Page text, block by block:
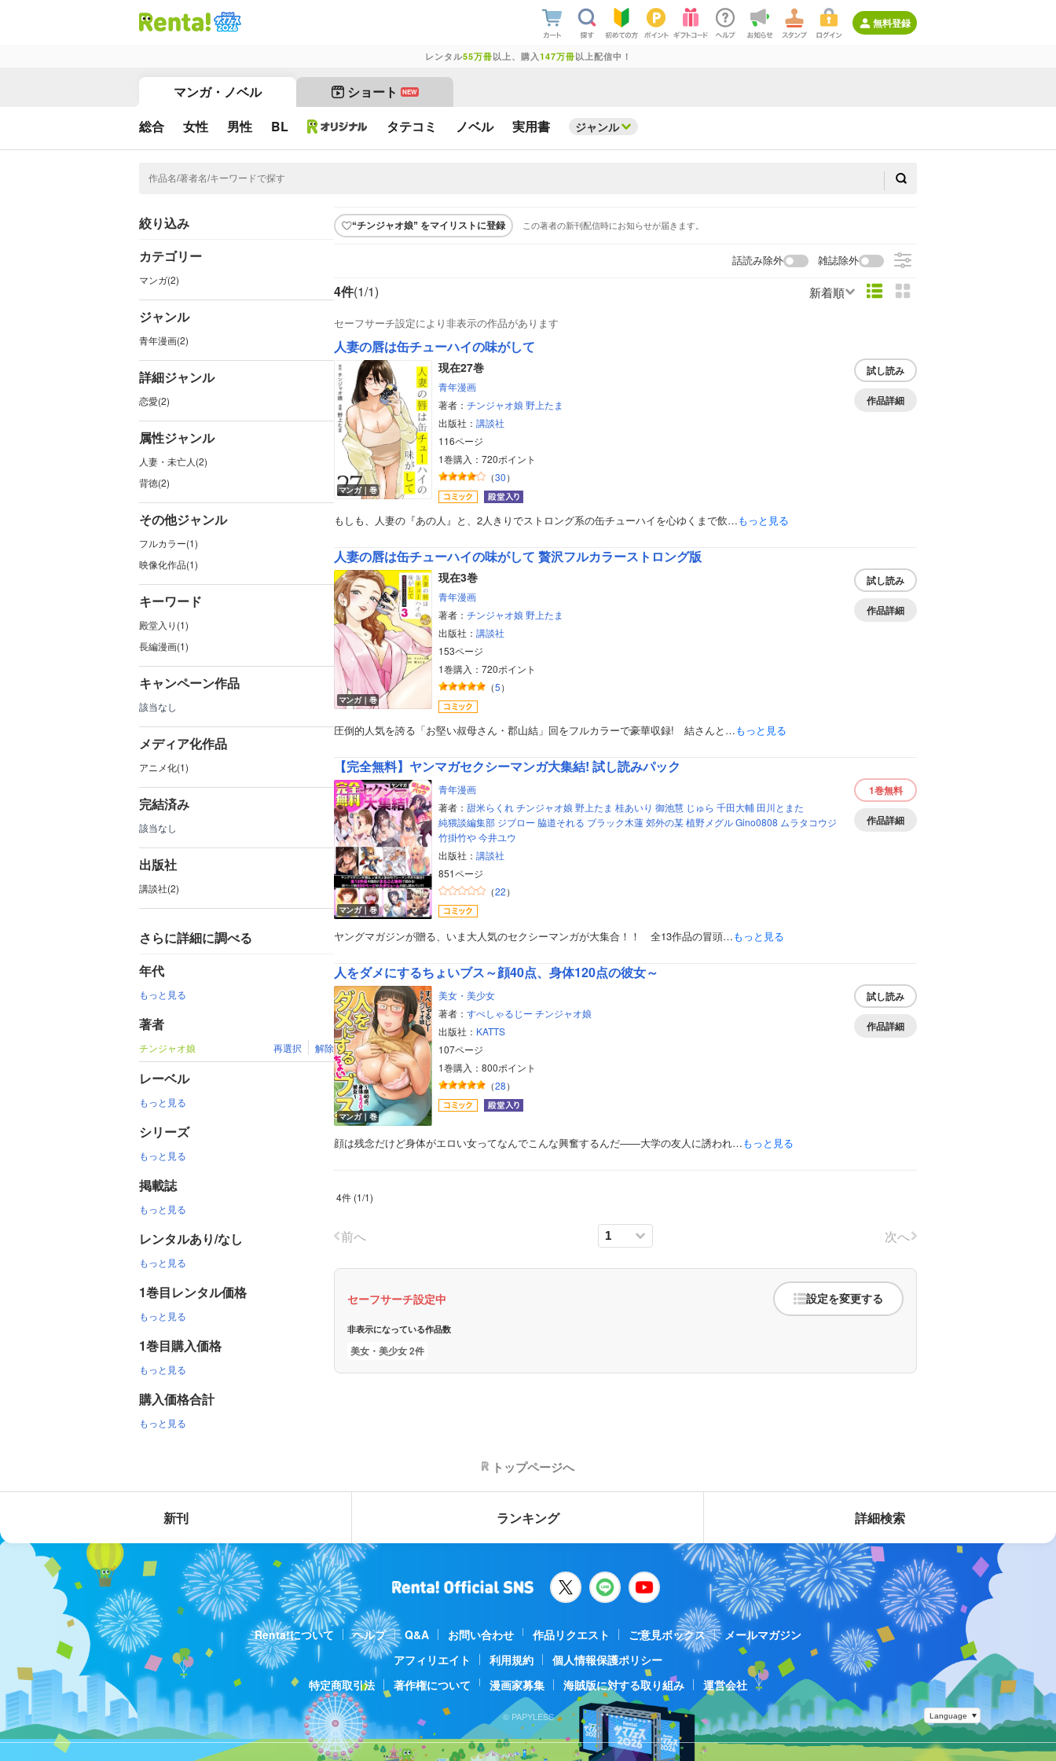
無料登録
レンタル55万冊以上、購入 147万冊以上配信中！
マンガ・ノベル ショート NEW
総合 女性 男性 BL タテコミ ノベル 実用書 ジャンル
絞り込み
カテゴリー
マンガ(2)
ジャンル
青年漫画(2)
詳細ジャンル
恋愛(2)
属性ジャンル
人妻・未亡人(2)
背徳(2)
その他ジャンル
フルカラー(1)
映像化作品(1)
キーワード
殿堂入り(1)
長編漫画(1)
キャンペーン作品
該当なし
メディア化作品
アニメ化(1)
完結済み
該当なし
出版社
講談社(2)
さらに詳細に調べる
年代
もっと見る
著者
チンジャオ娘 再選択 解除
レーベル
もっと見る
シリーズ
もっと見る
掲載誌
もっと見る
レンタルあり/なし
もっと見る
1巻目レンタル価格
もっと見る
1巻目購入価格
もっと見る
購入価格合計
もっと見る
“チンジャオ娘” をマイリストに登録 この著者の新刊配信時にお知らせが届きます。
話読み除外 雑誌除外
4件(1/1) 新着順
セーフサーチ設定により非表示の作品があります
ボーイズラブ
ティーンズラブ
美女・美少女
人妻の唇は缶チューハイの味がして
マンガ｜巻
現在27巻
青年漫画
著者： チンジャオ娘 野上たま
出版社： 講談社
116ページ
1巻購入：720ポイント
（30）
試し読み
作品詳細
もしも、人妻の『あの人』と、2人きりでストロング系の缶チューハイを心ゆくまで飲…もっと見る
人妻の唇は缶チューハイの味がして 贅沢フルカラーストロング版
マンガ｜巻
現在3巻
青年漫画
著者： チンジャオ娘 野上たま
出版社： 講談社
153ページ
1巻購入：720ポイント
（5）
試し読み
作品詳細
圧倒的人気を誇る「お堅い叔母さん・郡山結」回をフルカラーで豪華収録! 結さんと…もっと見る
【完全無料】ヤンマガセクシーマンガ大集結! 試し読みパック
マンガ｜巻
青年漫画
著者： 甜米らくれ チンジャオ娘 野上たま 桂あいり 御池慧 じゅら 千田大輔 田川とまた
純猥談編集部 ジブロー 脇道それる ブラック木蓮 郊外の某 植野メグル Gino0808 ムラタコウジ
竹掛竹や 今井ユウ
出版社： 講談社
851ページ
（22）
1巻無料
作品詳細
ヤングマガジンが贈る、いま大人気のセクシーマンガが大集合！！ 全13作品の冒頭…もっと見る
人をダメにするちょいブス～顔40点、身体120点の彼女～
マンガ｜巻
美女・美少女
著者： すぺしゃるじー チンジャオ娘
出版社： KATTS
107ページ
1巻購入：800ポイント
（28）
試し読み
作品詳細
顔は残念だけど身体がエロい女ってなんでこんな興奮するんだ――大学の友人に誘われ…もっと見る
4件 (1/1)
前へ 次へ
セーフサーチ設定中 設定を変更する
非表示になっている作品数
美女・美少女 2件
トップページへ
新刊 ランキング 詳細検索
Renta!について ヘルプ Q&A お問い合わせ 作品リクエスト ご意見ボックス
メールマガジン
アフィリエイト
利用規約
個人情報保護ポリシー
特定商取引法
著作権について 漫画家募集 海賊版に対する取り組み 運営会社
© PAPYLESS